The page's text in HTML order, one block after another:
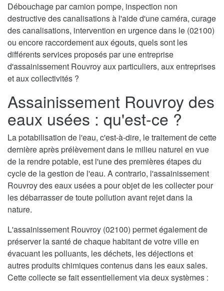
Débouchage par camion pompe, inspection non
destructive des canalisations à l'aide d'une caméra, curage
des canalisations, intervention en urgence dans le (02100)
ou encore raccordement aux égouts, quels sont les
différents services proposés par une entreprise
d'assainissement Rouvroy aux particuliers, aux entreprises
et aux collectivités ?
Assainissement Rouvroy des
eaux usées : qu'est-ce ?
La potabilisation de l'eau, c'est-à-dire, le traitement de cette
dernière après prélèvement dans le milieu naturel en vue
de la rendre potable, est l'une des premières étapes du
cycle de la gestion de l'eau. A contrario, l'assainissement
Rouvroy des eaux usées a pour objet de les collecter pour
les débarrasser de toute pollution avant rejet dans la
nature.
L'assainissement Rouvroy (02100) permet également de
préserver la santé de chaque habitant de votre ville en
évacuant les polluants, les déchets, les déjections et
autres produits chimiques contenus dans les eaux sales.
Cette collecte se fait essentiellement via deux systèmes :